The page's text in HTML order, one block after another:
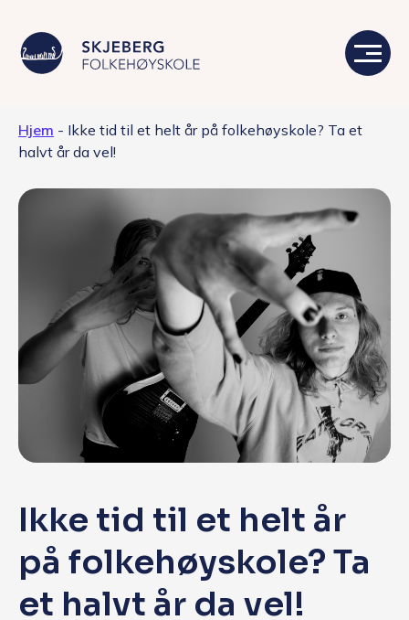
Våre linjer
Livet på skolen
Kontakt
Valgfag
Siste nytt
Opptakskrav og priser
English
Søk i dag
Hjem - Ikke tid til et helt år på folkehøyskole? Ta et
halvt år da vel!
Ikke tid til et helt år
på folkehøyskole? Ta
et halvt år da vel!